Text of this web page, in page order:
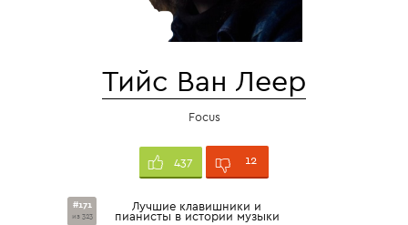
Тийс Ван Леер
Focus
437 12
#171
из 323
Лучшие клавишники и
пианисты в истории музыки